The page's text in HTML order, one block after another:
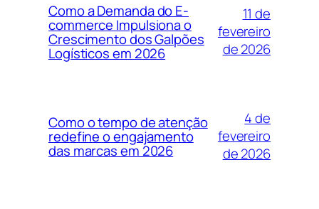
Como a Demanda do E-
commerce Impulsiona o
Crescimento dos Galpões
Logísticos em 2026
11 de
fevereiro
de 2026
Como o tempo de atenção
redefine o engajamento
das marcas em 2026
4 de
fevereiro
de 2026